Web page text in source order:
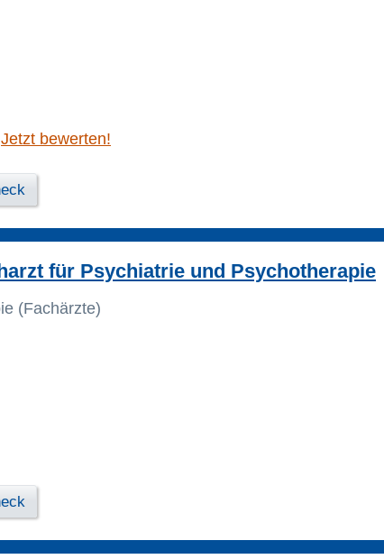
Jetzt bewerten!
für Psychiatrie und Psychotherapie
(Fachärzte)